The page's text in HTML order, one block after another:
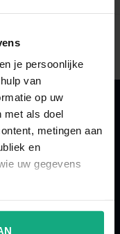
je persoonlijke
van
op uw
met als doel
metingen aan
en
uw gegevens